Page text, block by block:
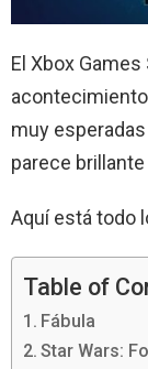
El Xbox
muy
parece
Aquí está todo
Table of
Fábula
Star Wars: